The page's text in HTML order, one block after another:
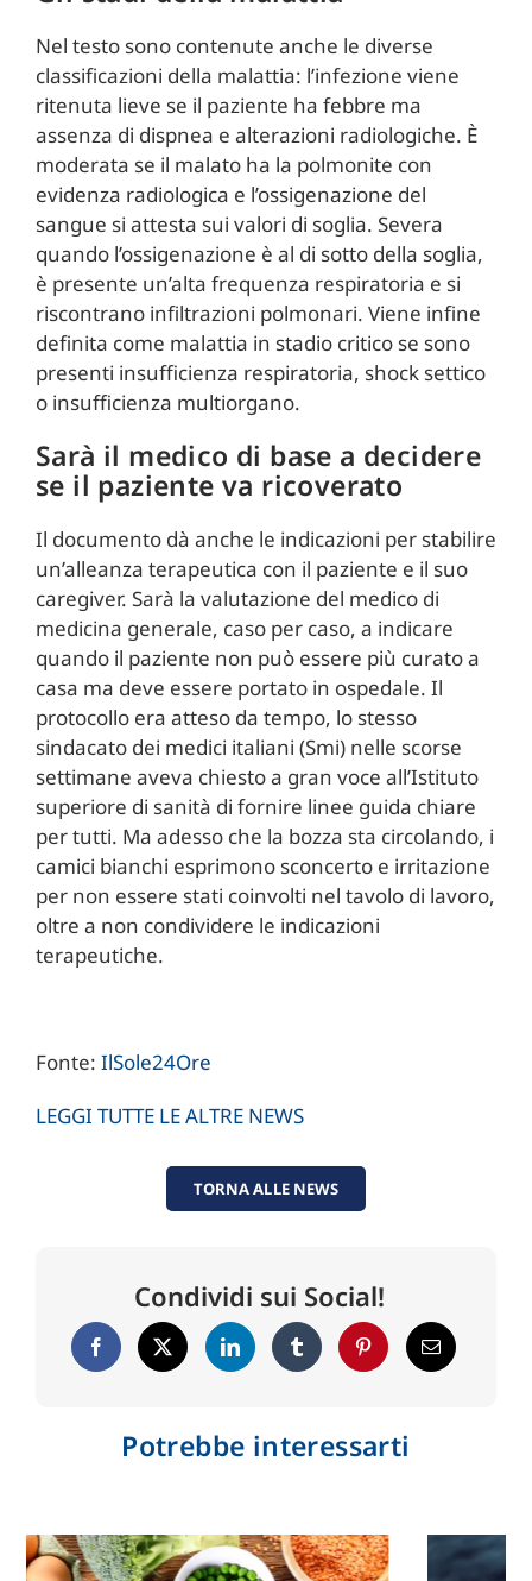
Nel testo sono contenute anche le diverse
classificazioni della malattia: l’infezione viene
ritenuta lieve se il paziente ha febbre ma
assenza di dispnea e alterazioni radiologiche. È
moderata se il malato ha la polmonite con
evidenza radiologica e l’ossigenazione del
sangue si attesta sui valori di soglia. Severa
quando l’ossigenazione è al di sotto della soglia,
è presente un’alta frequenza respiratoria e si
riscontrano infiltrazioni polmonari. Viene infine
definita come malattia in stadio critico se sono
presenti insufficienza respiratoria, shock settico
o insufficienza multiorgano.
Sarà il medico di base a decidere
se il paziente va ricoverato
Il documento dà anche le indicazioni per stabilire
un’alleanza terapeutica con il paziente e il suo
caregiver. Sarà la valutazione del medico di
medicina generale, caso per caso, a indicare
quando il paziente non può essere più curato a
casa ma deve essere portato in ospedale. Il
protocollo era atteso da tempo, lo stesso
sindacato dei medici italiani (Smi) nelle scorse
settimane aveva chiesto a gran voce all’Istituto
superiore di sanità di fornire linee guida chiare
per tutti. Ma adesso che la bozza sta circolando, i
camici bianchi esprimono sconcerto e irritazione
per non essere stati coinvolti nel tavolo di lavoro,
oltre a non condividere le indicazioni
terapeutiche.
Fonte: IlSole24Ore
LEGGI TUTTE LE ALTRE NEWS
TORNA ALLE NEWS
Condividi sui Social!
Potrebbe interessarti